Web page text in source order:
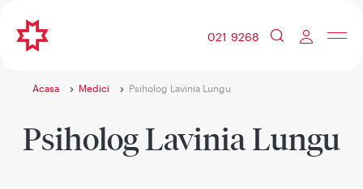
021 9268
Acasa Medici Psiholog Lavinia Lungu
Psiholog Lavinia Lungu